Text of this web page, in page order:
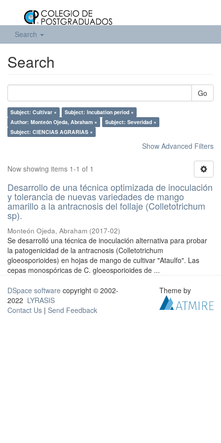
Search
Search
Go
Subject: Cultivar ×
Subject: Incubation period ×
Author: Monteón Ojeda, Abraham ×
Subject: Severidad ×
Subject: CIENCIAS AGRARIAS ×
Show Advanced Filters
Now showing items 1-1 of 1
Desarrollo de una técnica optimizada de inoculación
y tolerancia de nuevas variedades de mango
amarillo a la antracnosis del follaje (Colletotrichum
sp).
Monteón Ojeda, Abraham (2017-02)
Se desarrolló una técnica de inoculación alternativa para probar
la patogenicidad de la antracnosis (Colletotrichum
gloeosporioides) en hojas de mango de cultivar "Ataulfo". Las
cepas monospóricas de C. gloeosporioides de ...
DSpace software copyright © 2002-
2022 LYRASIS
Contact Us | Send Feedback
Theme by